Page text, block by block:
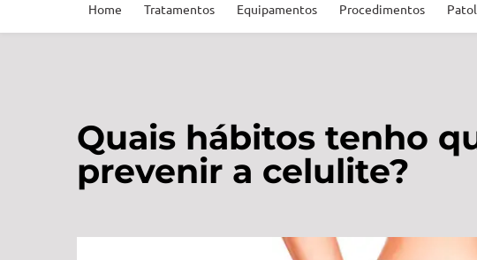
Home Tratamentos Equipamentos Procedimentos
Quais hábitos tenho
prevenir a celulite?